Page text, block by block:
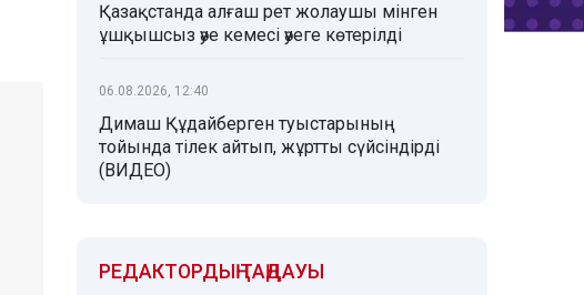
Қазақстанда алғаш рет жолаушы мінген
ұшқышсыз әуе кемесі әуеге көтерілді
06.08.2026, 12:40
Димаш Құдайберген туыстарының
тойында тілек айтып, жұртты сүйсіндірді
(ВИДЕО)
РЕДАКТОРДЫҢ ТАҢДАУЫ